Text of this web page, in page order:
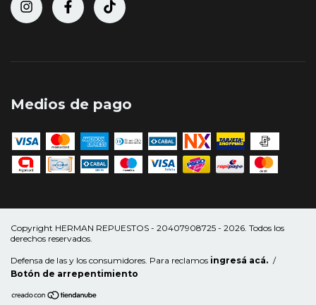
Medios de pago
Copyright HERMAN REPUESTOS - 20407908725 - 2026. Todos los
derechos reservados.
Defensa de las y los consumidores. Para reclamos ingresá acá. /
Botón de arrepentimiento